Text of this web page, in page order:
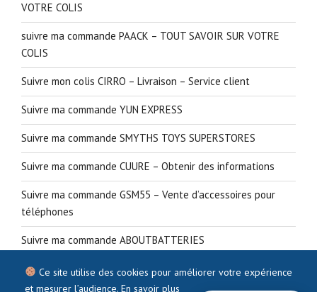
VOTRE COLIS
suivre ma commande PAACK – TOUT SAVOIR SUR VOTRE
COLIS
Suivre mon colis CIRRO – Livraison – Service client
Suivre ma commande YUN EXPRESS
Suivre ma commande SMYTHS TOYS SUPERSTORES
Suivre ma commande CUURE – Obtenir des informations
Suivre ma commande GSM55 – Vente d’accessoires pour
téléphones
Suivre ma commande ABOUTBATTERIES
Ce site utilise des cookies pour améliorer votre expérience
et mesurer l’audience. En savoir plus